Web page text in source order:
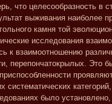
что целесообразность в
выживания наиболее
камня той
исследования
к взаимоотношению
перепончатокрылых. Это
систематических
было